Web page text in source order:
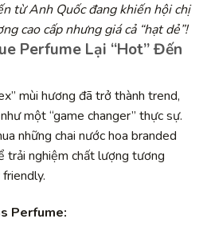
từ Anh Quốc đang khiến hội chị
cao cấp nhưng giá cả “hạt dẻ”!
Perfume Lại “Hot” Đến
mùi hương đã trở thành trend,
một “game changer” thực sự.
những chai nước hoa branded
trải nghiệm chất lượng tương
Perfume: